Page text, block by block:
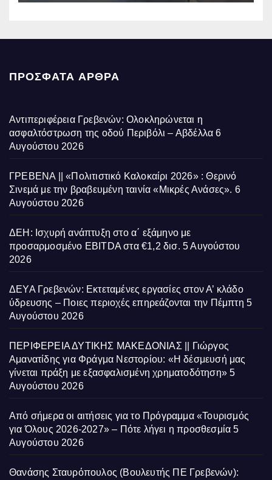
ΠΡΌΣΦΑΤΑ ΆΡΘΡΑ
Αντιπεριφέρεια Γρεβενών: Ολοκληρώνεται η
ασφαλτόστρωση της οδού Περιβόλι – Αβδέλλα 6
Αυγούστου 2026
ΓΡΕΒΕΝΑ || «Πολιτιστικό Καλοκαίρι 2026» : Θερινό
Σινεμά με την βραβευμένη ταινία «Μικρές Ανάσες». 6
Αυγούστου 2026
ΔΕΗ: Ισχυρή ανάπτυξη στο α΄ εξάμηνο με
προσαρμοσμένο EBITDA στα €1,2 δισ. 5 Αυγούστου
2026
ΔΕΥΑ Γρεβενών: Εκτεταμένες εργασίες στον Α’ κλάδο
ύδρευσης – Ποιες περιοχές επηρεάζονται την Πέμπτη 5
Αυγούστου 2026
ΠΕΡΙΦΕΡΕΙΑ ΔΥΤΙΚΗΣ ΜΑΚΕΔΟΝΙΑΣ || Γιώργος
Αμανατίδης για Φράγμα Νεστορίου: «Η δέσμευσή μας
γίνεται πράξη με εξασφαλισμένη χρηματοδότηση» 5
Αυγούστου 2026
Από σήμερα οι αιτήσεις για το Πρόγραμμα «Τουρισμός
για Όλους 2026-2027» – Πότε λήγει η προσθεσμία 5
Αυγούστου 2026
Θανάσης Σταυρόπουλος (Βουλευτής ΠΕ Γρεβενών):